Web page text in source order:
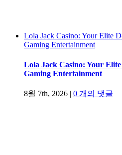
Lola Jack Casino: Your Elite
Gaming Entertainment
Lola Jack Casino: Your
Gaming Entertainment
8월 7th, 2026 | 0 개의 댓글